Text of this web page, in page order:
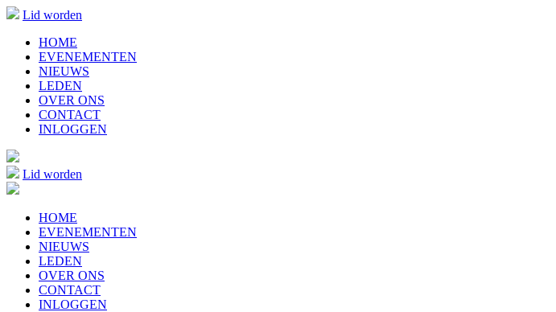
Lid worden
HOME
EVENEMENTEN
NIEUWS
LEDEN
OVER ONS
CONTACT
INLOGGEN
Lid worden
HOME
EVENEMENTEN
NIEUWS
LEDEN
OVER ONS
CONTACT
INLOGGEN